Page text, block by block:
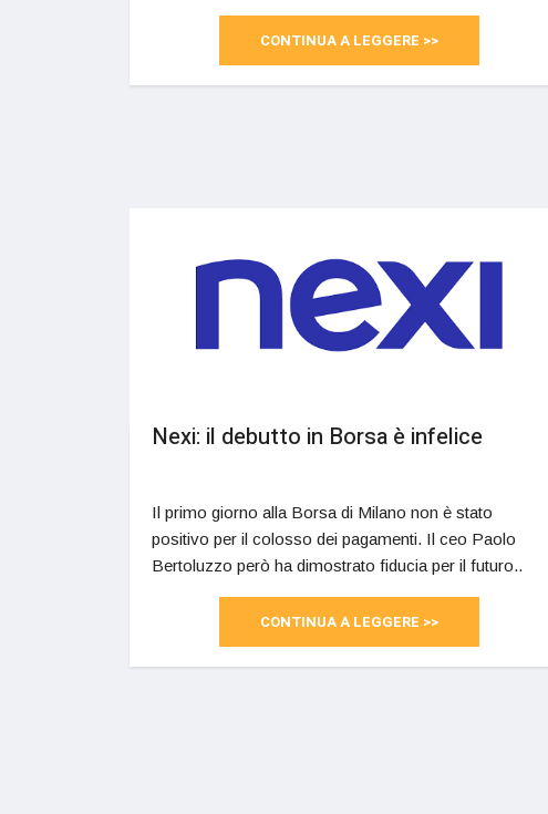
CONTINUA A LEGGERE >>
Nexi: il debutto in Borsa è infelice
Il primo giorno alla Borsa di Milano non è stato
positivo per il colosso dei pagamenti. Il ceo Paolo
Bertoluzzo però ha dimostrato fiducia per il futuro..
CONTINUA A LEGGERE >>